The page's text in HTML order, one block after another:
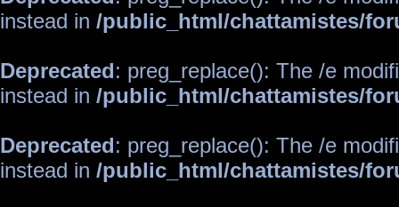
instead in /public_html/chattamistes/
Deprecated: preg_replace(): The /e
instead in /public_html/chattamistes/
Deprecated: preg_replace(): The /e
instead in /public_html/chattamistes/